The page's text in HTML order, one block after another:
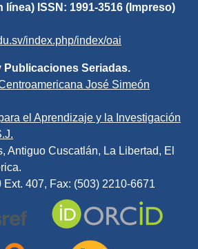
línea) ISSN: 1991-3516 (Impreso)
index.php/index/oai
Publicaciones Seriadas.
José Simeón
el Aprendizaje y la Investigación
Antiguo Cuscatlán, La Libertad, El
Ext. 407, Fax: (503) 2210-6671